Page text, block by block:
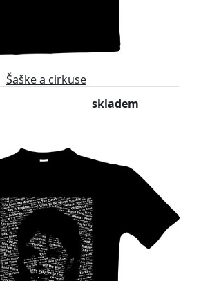
Šaške a cirkuse
skladem